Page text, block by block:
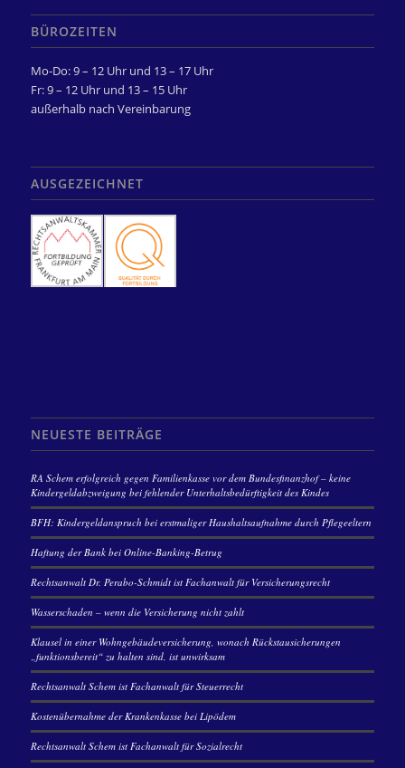
BÜROZEITEN
Mo-Do: 9 – 12 Uhr und 13 – 17 Uhr
Fr: 9 – 12 Uhr und 13 – 15 Uhr
außerhalb nach Vereinbarung
AUSGEZEICHNET
NEUESTE BEITRÄGE
RA Schem erfolgreich gegen Familienkasse vor dem Bundesfinanzhof – keine
Kindergeldabzweigung bei fehlender Unterhaltsbedürftigkeit des Kindes
BFH: Kindergeldanspruch bei erstmaliger Haushaltsaufnahme durch Pflegeeltern
Haftung der Bank bei Online-Banking-Betrug
Rechtsanwalt Dr. Perabo-Schmidt ist Fachanwalt für Versicherungsrecht
Wasserschaden – wenn die Versicherung nicht zahlt
Klausel in einer Wohngebäudeversicherung, wonach Rückstausicherungen
„funktionsbereit“ zu halten sind, ist unwirksam
Rechtsanwalt Schem ist Fachanwalt für Steuerrecht
Kostenübernahme der Krankenkasse bei Lipödem
Rechtsanwalt Schem ist Fachanwalt für Sozialrecht